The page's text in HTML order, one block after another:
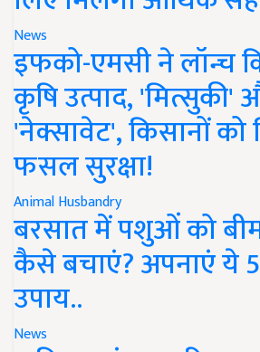
News
इफको-एमसी ने लॉन्च
कृषि उत्पाद, 'मित्सुकी'
'नेक्सावेट', किसानों को
फसल सुरक्षा!
Animal Husbandry
बरसात में पशुओं को
कैसे बचाएं? अपनाएं ये
उपाय..
News